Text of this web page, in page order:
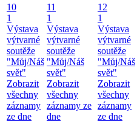
10
1
Výstava
výtvarné
soutěže
"Můj/Náš
svět"
Zobrazit
všechny
záznamy
ze dne
11
1
Výstava
výtvarné
soutěže
"Můj/Náš
svět"
Zobrazit
všechny
záznamy ze
dne
12
1
Výstava
výtvarné
soutěže
"Můj/Náš
svět"
Zobrazit
všechny
záznamy
ze dne